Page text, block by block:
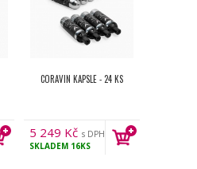
CORAVIN KAPSLE - 24 KS
5 249 Kč s DPH
SKLADEM 16KS